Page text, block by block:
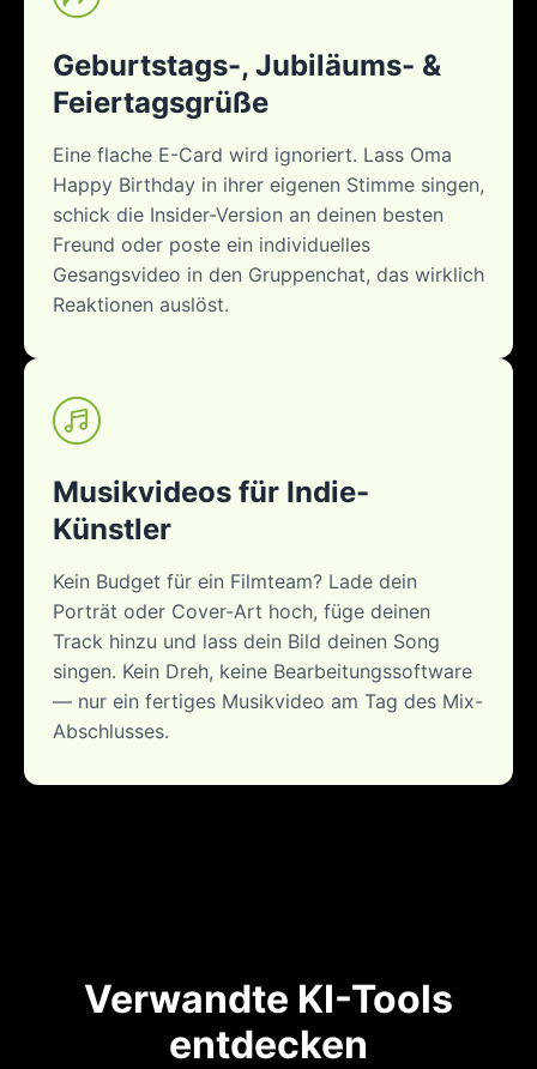
Geburtstags-, Jubiläums- &
Feiertagsgrüße
Eine flache E-Card wird ignoriert. Lass Oma
Happy Birthday in ihrer eigenen Stimme singen,
schick die Insider-Version an deinen besten
Freund oder poste ein individuelles
Gesangsvideo in den Gruppenchat, das wirklich
Reaktionen auslöst.
Musikvideos für Indie-
Künstler
Kein Budget für ein Filmteam? Lade dein
Porträt oder Cover-Art hoch, füge deinen
Track hinzu und lass dein Bild deinen Song
singen. Kein Dreh, keine Bearbeitungssoftware
— nur ein fertiges Musikvideo am Tag des Mix-
Abschlusses.
Verwandte KI-Tools
entdecken